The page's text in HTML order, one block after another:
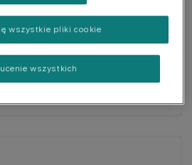
Przysmaki
Friskies® Beggin' Strips o smaku
bekonu
wszystkich
wszystkie pliki cookie